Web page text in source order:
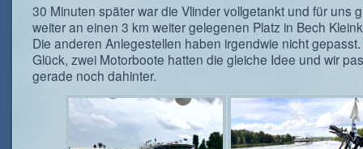
30 Minuten später war die Vlinder vollgetankt und für uns
weiter an einen 3 km weiter gelegenen Platz in Bech
Die anderen Anlegestellen haben irgendwie nicht
Glück, zwei Motorboote hatten die gleiche Idee und wir
gerade noch dahinter.